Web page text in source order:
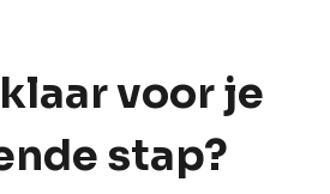
voor je
stap?